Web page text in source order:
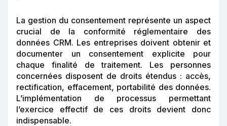
La gestion du consentement représente un aspect
crucial de la conformité réglementaire des
données CRM. Les entreprises doivent obtenir et
documenter un consentement explicite pour
chaque finalité de traitement. Les personnes
concernées disposent de droits étendus : accès,
rectification, effacement, portabilité des données.
L’implémentation de processus permettant
l’exercice effectif de ces droits devient donc
indispensable.